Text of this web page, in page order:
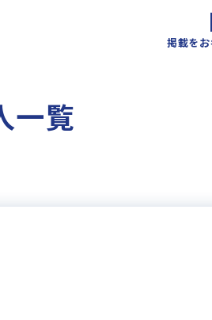
掲載を
一覧